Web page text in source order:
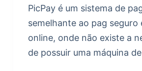
PicPay é um sistema de
semelhante ao pag seguro
online, onde não existe a
de possuir uma máquina